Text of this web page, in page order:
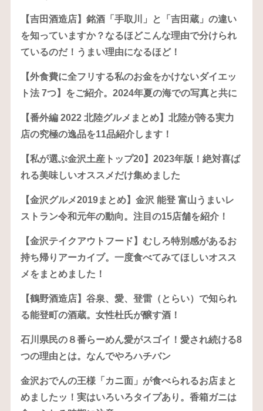
【吉田酒造店】銘酒「手取川」と「吉田蔵」の違い
を知っていますか？なるほどこんな理由で分けられ
ているのだ！うまい理由になるほど！
【外食費に全フリする私のお金をかけないダイエッ
ト法 7つ】をご紹介。2024年夏の海での写真と共に
【番外編 2022 北陸グルメまとめ】北陸が誇る実力
店の究極の逸品を11品紹介します！
【私が選ぶ金沢土産トップ20】2023年版！絶対喜ば
れる美味しいオススメだけ集めました
【金沢グルメ2019まとめ】金沢 能登 富山うまいレ
ストラン令和元年の動向。注目の15店舗を紹介！
【金沢テイクアウトフード】むしろ特別感があるお
持ち帰りアーカイブ。一度食べてみてほしいオスス
メをまとめました！
【鶴野酒造店】谷泉、愛、登雷（とらい）で知られ
る能登町の酒蔵。女性杜氏が醸す酒！
石川県民の８番らーめん愛がスゴイ！愛され続ける8
つの理由とは。なんでやろハチバン
金沢おでんの王様「カニ面」が食べられるお店まと
めましたッ！実はいろいろタイプあり。香箱ガニは